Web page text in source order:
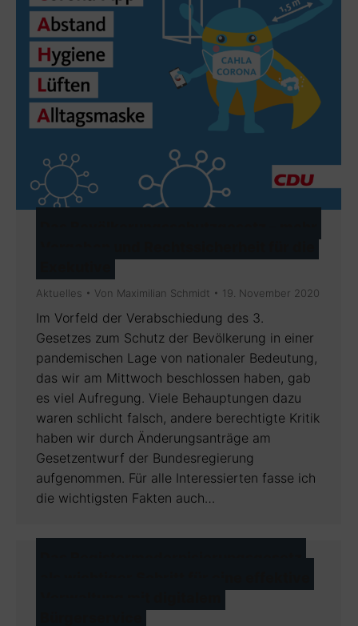
Aktuelles Von Maximilian Schmidt 19. November 2020
Im Vorfeld der Verabschiedung des 3.
Gesetzes zum Schutz der Bevölkerung in einer
pandemischen Lage von nationaler Bedeutung,
das wir am Mittwoch beschlossen haben, gab
es viel Aufregung. Viele Behauptungen dazu
waren schlicht falsch, andere berechtigte Kritik
haben wir durch Änderungsanträge am
Gesetzentwurf der Bundesregierung
aufgenommen. Für alle Interessierten fasse ich
die wichtigsten Fakten auch…